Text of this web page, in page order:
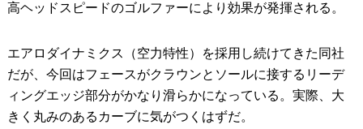
高ヘッドスピードのゴルファーにより効果が発揮される。
エアロダイナミクス（空力特性）を採用し続けてきた同社
だが、今回はフェースがクラウンとソールに接するリーデ
ィングエッジ部分がかなり滑らかになっている。実際、大
きく丸みのあるカーブに気がつくはずだ。